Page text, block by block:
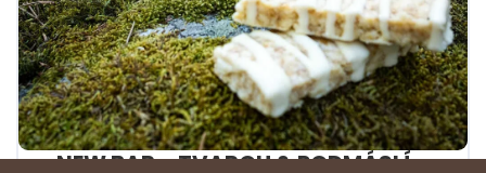
NEW BAR – TVAROH & PODMÁSLÍ